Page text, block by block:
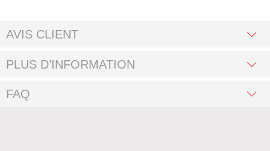
AVIS CLIENT
PLUS D’INFORMATION
FAQ